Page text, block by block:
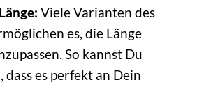
Viele Varianten des
es, die Länge
So kannst Du
dass es perfekt an Dein